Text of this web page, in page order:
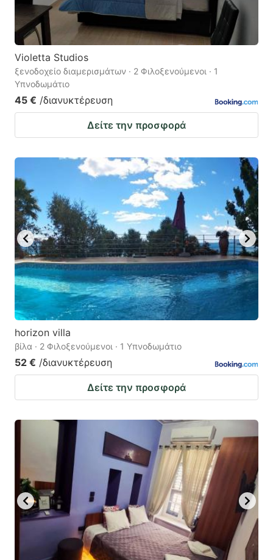
Violetta Studios
ξενοδοχείο διαμερισμάτων · 2 Φιλοξενούμενοι · 1
Υπνοδωμάτιο
45 € /διανυκτέρευση
Δείτε την προσφορά
horizon villa
βίλα · 2 Φιλοξενούμενοι · 1 Υπνοδωμάτιο
52 € /διανυκτέρευση
Δείτε την προσφορά